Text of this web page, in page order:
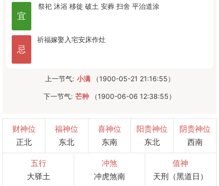
宜
祭祀 沐浴 移徙 破土 安葬 扫舍 平治道涂
忌
祈福嫁娶入宅安床作灶
上一节气: 小满 （1900-05-21 21:16:55）
下一节气: 芒种 （1900-06-06 12:38:55）
财神位
正北
福神位
东北
喜神位
东南
阳贵神位
东北
阴贵神位
西南
五行
大驿土
冲煞
冲虎煞南
值神
天刑（黑道日）